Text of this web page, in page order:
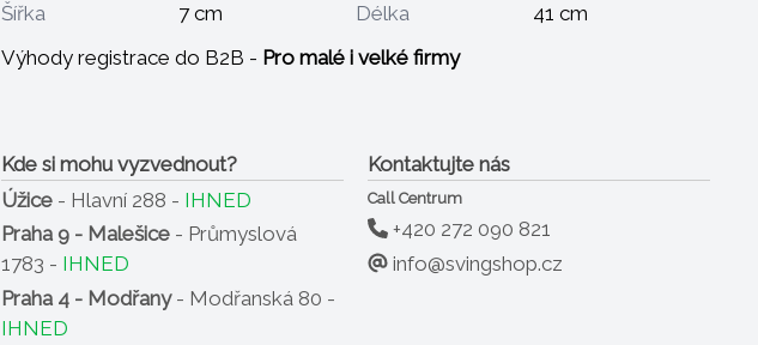
Šířka
7 cm Délka
41 cm
Výhody registrace do B2B - Pro malé i velké firmy
Kde si mohu vyzvednout?
Úžice - Hlavní 288 - IHNED
Praha 9 - Malešice - Průmyslová
1783 - IHNED
Praha 4 - Modřany- Modřanská 80 -
IHNED
Kontaktujte nás
Call Centrum
+420 272 090 821
info@svingshop.cz